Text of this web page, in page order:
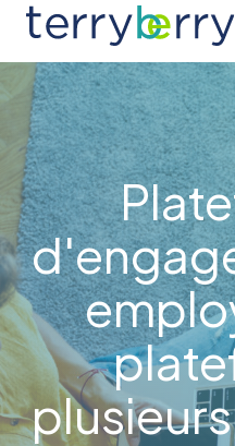
Skip to content